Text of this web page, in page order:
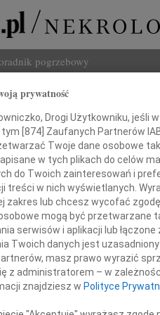
pogrzebowy
Pani
Dorocie
prywatność
Drogi Użytkowniku, jeśli
tym [874] Zaufanych Partnerów
Twoje dane osobowe
w tych plikach do celów
do Twoich zainteresowań i
treści w nich wyświetlanych.
zakres lub chcesz wycofać
mogą być przetwarzane
serwisów i aplikacji lub
Twoich danych jest uzasadniony
masz prawo wyrazić
z administratorem – w
znajdziesz w Polityce